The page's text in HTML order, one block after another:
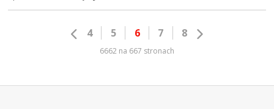
4 5 6 7 8
6662 na 667 stronach